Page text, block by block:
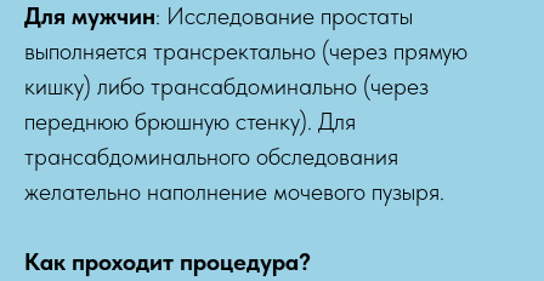
Для мужчин: Исследование простаты
выполняется трансректально (через прямую
кишку) либо трансабдоминально (через
переднюю брюшную стенку). Для
трансабдоминального обследования
желательно наполнение мочевого пузыря.
Как проходит процедура?